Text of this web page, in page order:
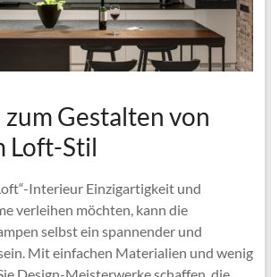
Gestalten von
Loft-Stil
Interieur Einzigartigkeit und
verleihen möchten, kann die
selbst ein spannender und
Mit einfachen Materialien und wenig
Design-Meisterwerke schaffen, die